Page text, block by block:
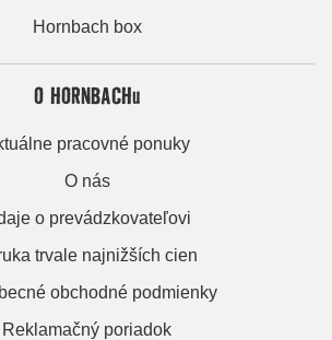
Hornbach box
O HORNBACHu
pracovné ponuky
O nás
o prevádzkovateľovi
trvale najnižších cien
obchodné podmienky
Reklamačný poriadok